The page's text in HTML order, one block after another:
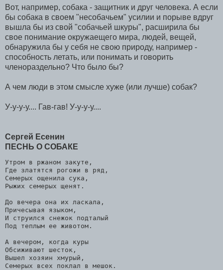
Вот, например, собака - защитник и друг человека. А если
бы собака в своем "несобачьем" усилии и порыве вдруг
вышла бы из свой "собачьей шкуры", расширила бы
свое понимание окружаещего мира, людей, вещей,
обнаружила бы у себя не свою природу, например -
способность летать, или понимать и говорить
членораздельно? Что было бы?
А чем люди в этом смысле хуже (или лучше) собак?
У-у-у-у.... Гав-гав! У-у-у-у....
Сергей Есенин
ПЕСНЬ О СОБАКЕ
Утром в ржаном закуте,
Где златятся рогожи в ряд,
Семерых ощенила сука,
Рыжих семерых щенят.
До вечера она их ласкала,
Причесывая языком,
И струился снежок подталый
Под теплым ее животом.
А вечером, когда куры
Обсиживают шесток,
Вышел хозяин хмурый,
Семерых всех поклал в мешок.